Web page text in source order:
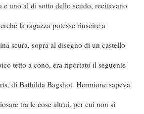
e uno al di sotto dello scudo, recitavano
la ragazza potesse riuscire a
scura, sopra al disegno di un castello
tetto a cono, era riportato il seguente
di Bathilda Bagshot. Hermione sapeva
tra le cose altrui, per cui non si